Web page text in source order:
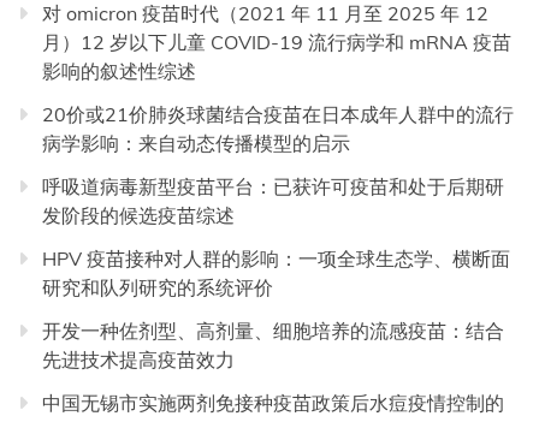
对 omicron 疫苗时代（2021 年 11 月至 2025 年 12
月）12 岁以下儿童 COVID-19 流行病学和 mRNA 疫苗
影响的叙述性综述
20价或21价肺炎球菌结合疫苗在日本成年人群中的流行
病学影响：来自动态传播模型的启示
呼吸道病毒新型疫苗平台：已获许可疫苗和处于后期研
发阶段的候选疫苗综述
HPV 疫苗接种对人群的影响：一项全球生态学、横断面
研究和队列研究的系统评价
开发一种佐剂型、高剂量、细胞培养的流感疫苗：结合
先进技术提高疫苗效力
中国无锡市实施两剂免接种疫苗政策后水痘疫情控制的